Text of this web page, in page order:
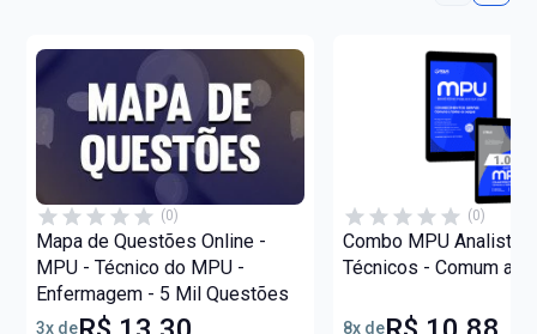
(0)
Mapa de Questões Online -
MPU - Técnico do MPU -
Enfermagem - 5 Mil Questões
3x de
(0)
Combo MPU Analistas
Técnicos - Comum
8x de